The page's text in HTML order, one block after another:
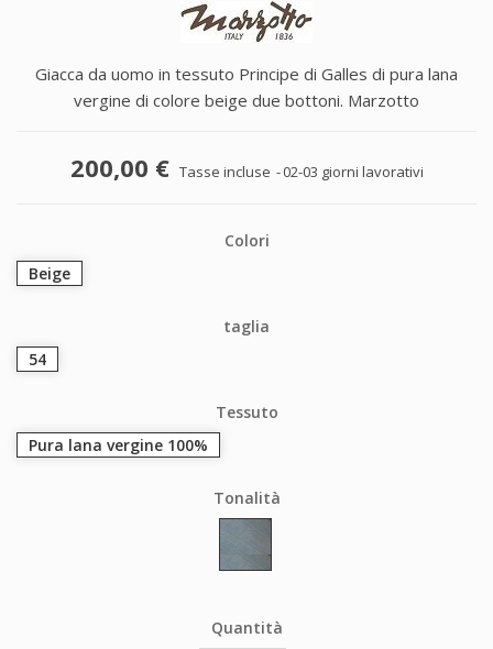
Giacca da uomo in tessuto Principe di Galles di pura lana
vergine di colore beige due bottoni. Marzotto
200,00 € Tasse incluse 02-03 giorni lavorativi
Colori
Beige
taglia
54
Tessuto
Pura lana vergine 100%
Tonalità
Giuo
Quantità